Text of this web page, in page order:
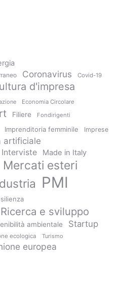
Coronavirus Covid-19
d'impresa
Economia Circolare
Filiere Fondirigenti
Imprenditoria femminile Imprese
artificiale
Interviste Made in Italy
Mercati esteri
PMI
Ricerca e sviluppo
ambientale
Startup
ecologica
Turismo
europea